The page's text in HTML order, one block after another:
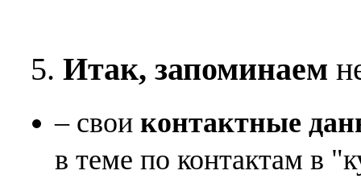
5. Итак, запоминаем
– свои контактные
в теме по контактам в